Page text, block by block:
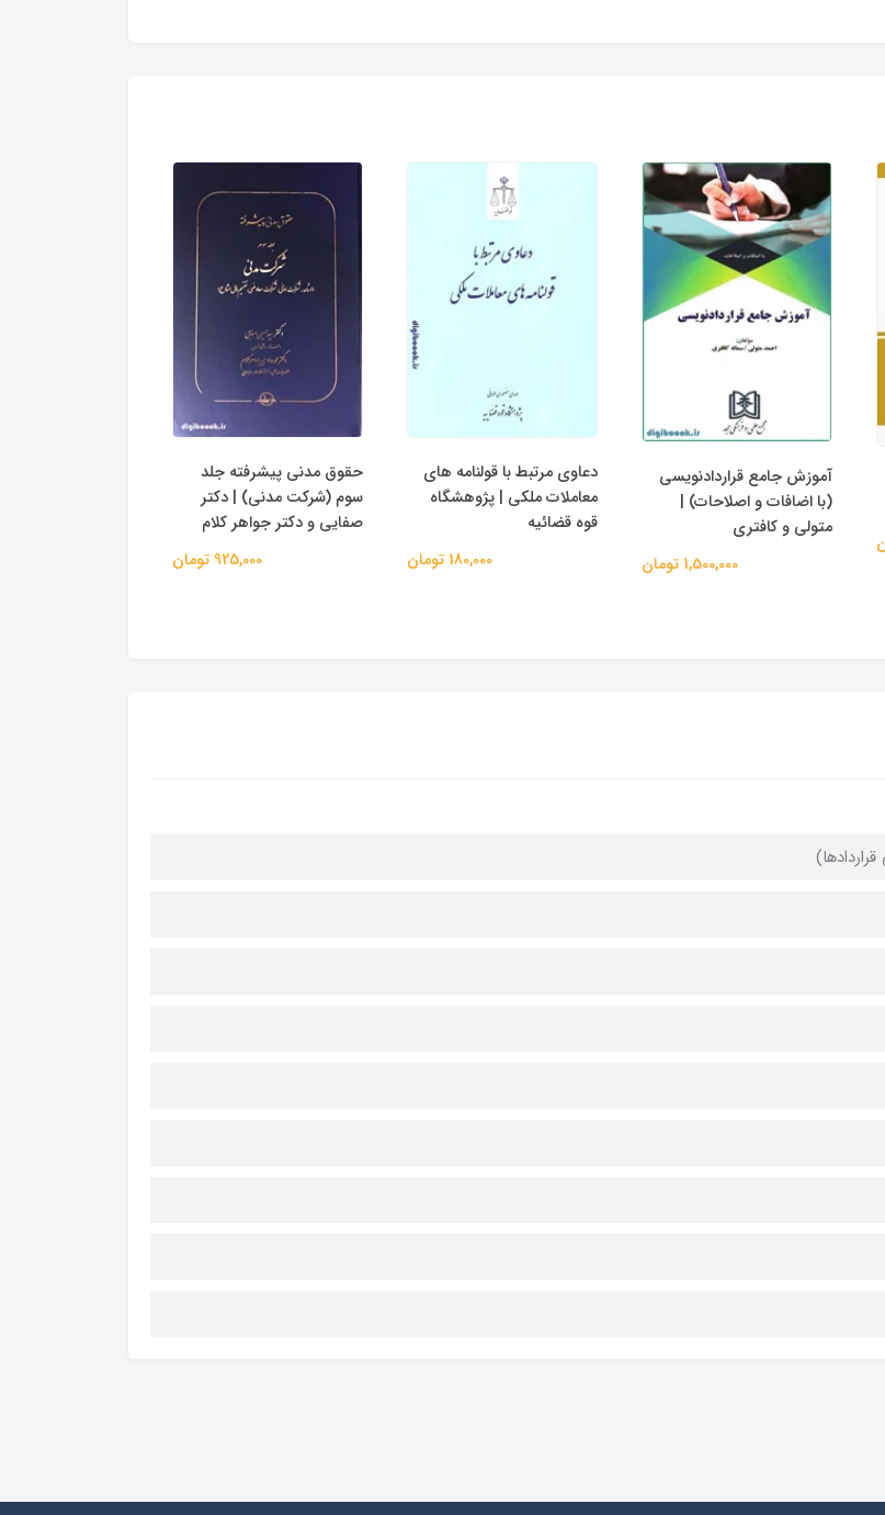
آموزش جامع قراردادنویسی
(با اضافات و اصلاحات) |
متولی و کافتری
1,500,000 تومان
دعاوی مرتبط با قولنامه های
معاملات ملکی | پژوهشگاه
قوه قضائیه
180,000 تومان
حقوق مدنی پیشرفته جلد
سوم (شرکت مدنی) | دکتر
صفایی و دکتر جواهر کلام
925,000 تومان